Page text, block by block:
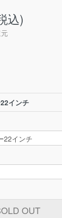
込)
インチ
OUT